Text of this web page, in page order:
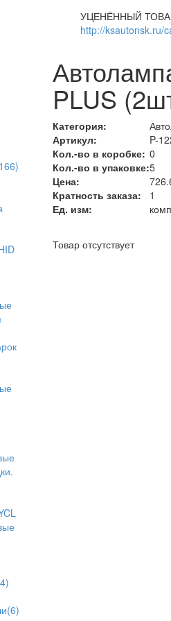
УЦЕНЁННЫЙ
http://ksautonsk.ru/
PLUS
Категория:
Артикул:
P-
Кол.-во в коробке: 0
Кол.-во в упаковке:5
Цена:
Кратность заказа:
1
Ед. изм:
Товар отсутствует